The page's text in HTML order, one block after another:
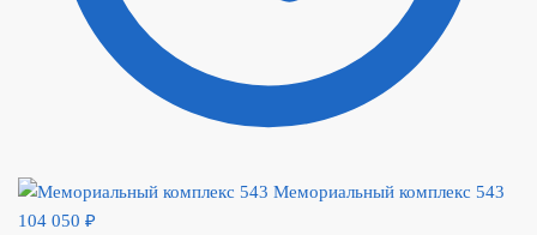
Мемориальный комплекс 543
104 050 ₽